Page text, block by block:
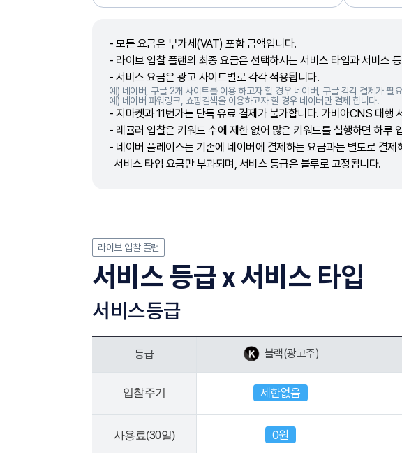
- 모든 요금은 부가세(VAT) 포함 금액입니다.
- 라이브 입찰 플랜의 최종 요금은 선택하시는 서비스 타입과 서비스
- 서비스 요금은 광고 사이트별로 각각 적용됩니다.
예) 네이버, 구글 2개 사이트를 이용 하고자 할 경우 네이버, 구글 각각 결제가 필
예) 네이버 파워링크, 쇼핑검색을 이용하고자 할 경우 네이버만 결제 합니다.
- 지마켓과 11번가는 단독 유료 결제가 불가합니다. 가비아CNS 대행
- 레귤러 입찰은 키워드 수에 제한 없어 많은 키워드를 실행하면 하루
- 네이버 플레이스는 기존에 네이버에 결제하는 요금과는 별도로 결제
서비스 타입 요금만 부과되며, 서비스 등급은 블루로 고정됩니다.
라이브 입찰 플랜
서비스 등급 x 서비스 타입
서비스등급
등급 블랙(광고주)
입찰주기 제한없음
사용료(30일) 0원